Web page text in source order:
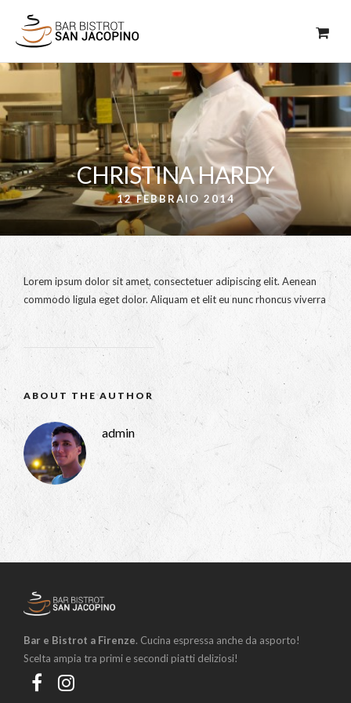
CHRISTINA HARDY
12 FEBBRAIO 2014
Lorem ipsum dolor sit amet, consectetuer adipiscing elit. Aenean
commodo ligula eget dolor. Aliquam et elit eu nunc rhoncus viverra
ABOUT THE AUTHOR
admin
Bar e Bistrot a Firenze. Cucina espressa anche da asporto!
Scelta ampia tra primi e secondi piatti deliziosi!